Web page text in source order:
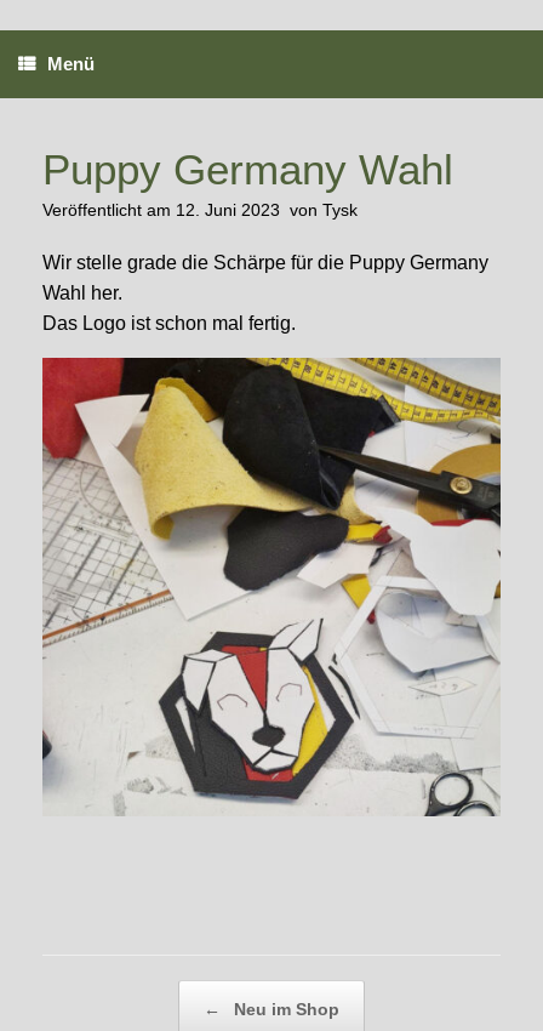
Inhalt
springenMenü
Puppy Germany Wahl
Veröffentlicht am 12. Juni 2023 von Tysk
Wir stelle grade die Schärpe für die Puppy Germany
Wahl her.
Das Logo ist schon mal fertig.
← Neu im Shop